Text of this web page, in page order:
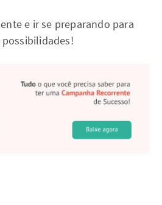
e ir se preparando para